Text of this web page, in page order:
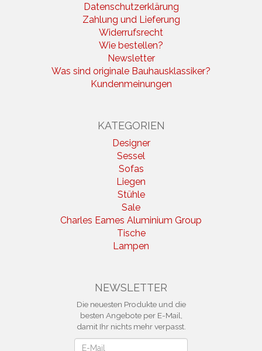
Datenschutzerklärung
Zahlung und Lieferung
Widerrufsrecht
Wie bestellen?
Newsletter
Was sind originale Bauhausklassiker?
Kundenmeinungen
KATEGORIEN
Designer
Sessel
Sofas
Liegen
Stühle
Sale
Charles Eames Aluminium Group
Tische
Lampen
NEWSLETTER
Die neuesten Produkte und die
besten Angebote per E-Mail,
damit Ihr nichts mehr verpasst.